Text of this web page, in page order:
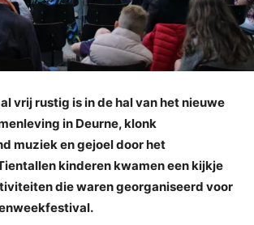
vrij rustig is in de hal van het nieuwe
in Deurne, klonk
muziek en gejoel door het
kinderen kwamen een kijkje
die waren georganiseerd voor